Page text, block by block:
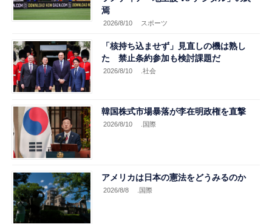
焉
2026/8/10 スポーツ
「核持ち込ませず」見直しの機は熟し
た 禁止条約参加も検討課題だ
2026/8/10 .社会
韓国株式市場暴落が李在明政権を直撃
2026/8/10 .国際
アメリカは日本の憲法をどうみるのか
2026/8/8 .国際